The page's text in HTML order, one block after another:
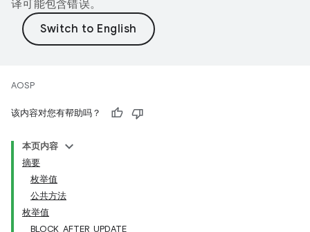
译可能包含错误。
AOSP
该内容对您有帮助吗？
本页内容
摘要
枚举值
公共方法
枚举值
BLOCK_AFTER_UPDATE